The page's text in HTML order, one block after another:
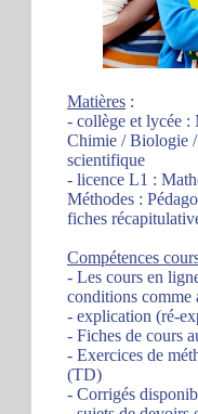
Matières :
- collège et lycée :
Chimie / Biologie
scientifique
- licence L1 :
Méthodes :
fiches
Compétences
- Les cours en
conditions comme
- explication (ré-
- Fiches de cours
- Exercices de
(TD)
- Corrigés